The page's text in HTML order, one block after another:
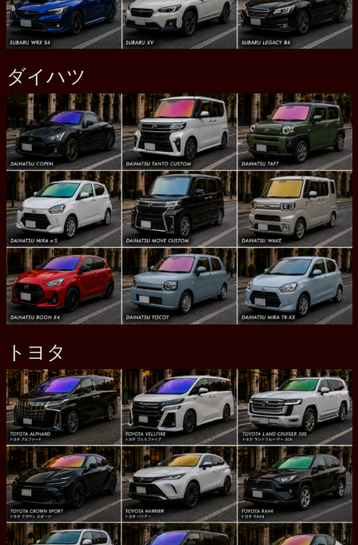
ダイハツ
トヨタ